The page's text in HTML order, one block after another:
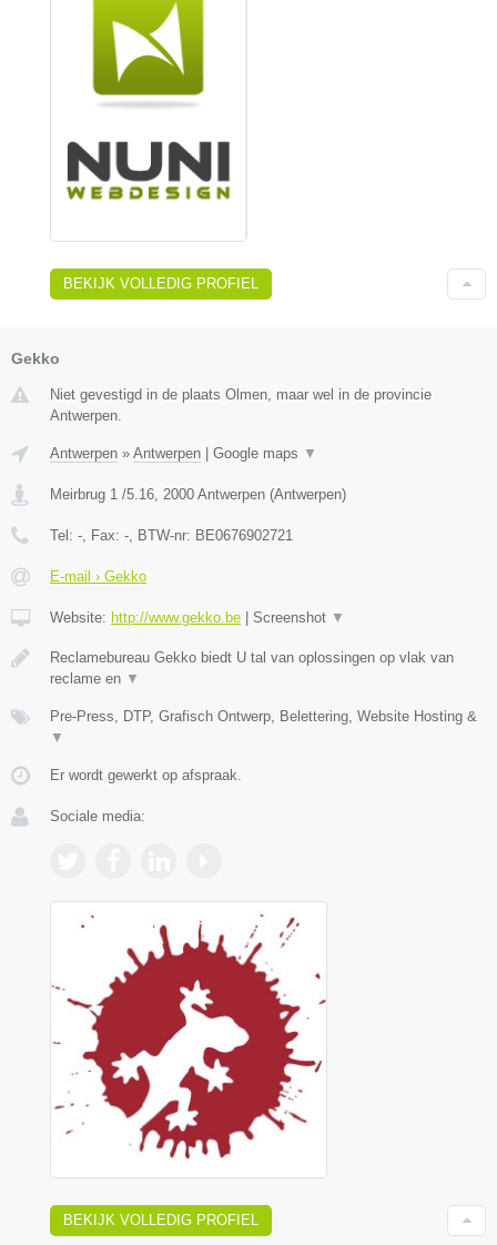
BEKIJK VOLLEDIG PROFIEL
Gekko
Niet gevestigd in de plaats Olmen, maar wel in de provincie
Antwerpen.
Antwerpen » Antwerpen Google maps ▼
Meirbrug 1 /5.16, 2000 Antwerpen (Antwerpen)
Tel: -, Fax: -, BTW-nr: BE0676902721
E-mail › Gekko
Website: http://www.gekko.be Screenshot ▼
Reclamebureau Gekko biedt U tal van oplossingen op vlak van
reclame en ▼
Pre-Press, DTP, Grafisch Ontwerp, Belettering, Website Hosting &
▼
Er wordt gewerkt op afspraak.
Sociale media:
BEKIJK VOLLEDIG PROFIEL